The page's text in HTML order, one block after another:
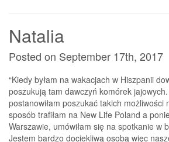
Natalia
Posted on September 17th, 2017
“Kiedy byłam na wakacjach w Hiszpanii
poszukują tam dawczyń komórek
postanowiłam poszukać takich możliwości
sposób trafiłam na New Life Poland a
Warszawie, umówiłam się na spotkanie w
Jestem bardzo dociekliwą osobą więc